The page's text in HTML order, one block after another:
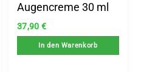
Augencreme 30 ml
37,90 €
In den Warenkorb